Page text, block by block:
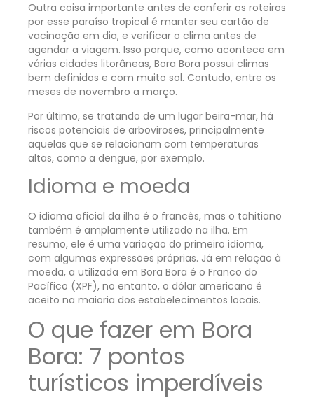
Outra coisa importante antes de conferir os roteiros
por esse paraíso tropical é manter seu cartão de
vacinação em dia, e verificar o clima antes de
agendar a viagem. Isso porque, como acontece em
várias cidades litorâneas, Bora Bora possui climas
bem definidos e com muito sol. Contudo, entre os
meses de novembro a março.
Por último, se tratando de um lugar beira-mar, há
riscos potenciais de arboviroses, principalmente
aquelas que se relacionam com temperaturas
altas, como a dengue, por exemplo.
Idioma e moeda
O idioma oficial da ilha é o francês, mas o tahitiano
também é amplamente utilizado na ilha. Em
resumo, ele é uma variação do primeiro idioma,
com algumas expressões próprias. Já em relação à
moeda, a utilizada em Bora Bora é o Franco do
Pacífico (XPF), no entanto, o dólar americano é
aceito na maioria dos estabelecimentos locais.
O que fazer em Bora
Bora: 7 pontos
turísticos imperdíveis